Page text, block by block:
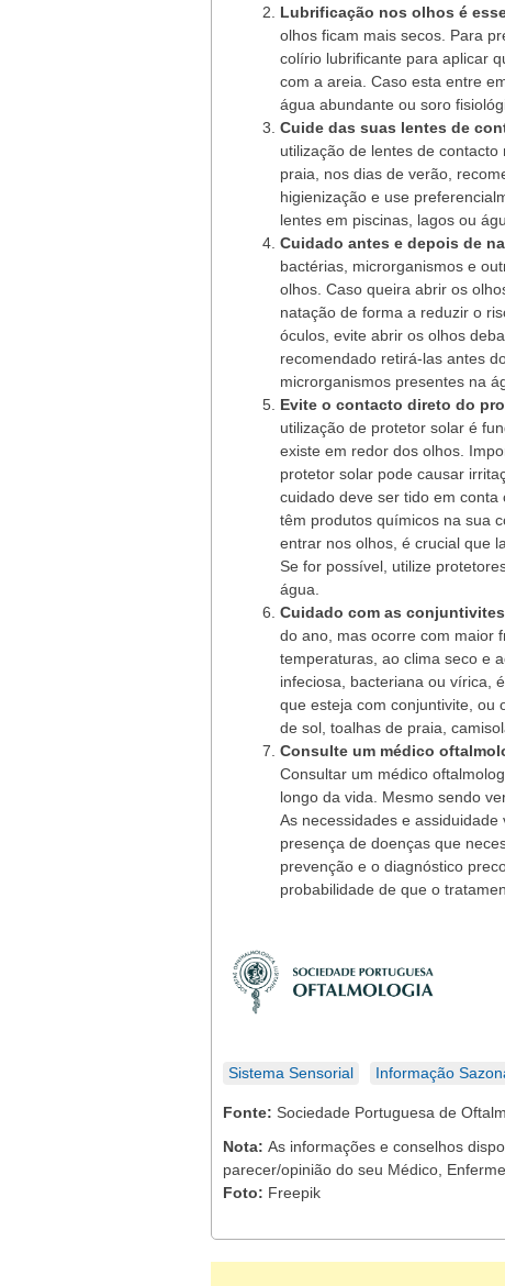
Lubrificação nos olhos é
olhos ficam mais secos. Para
colírio lubrificante para aplicar
com a areia. Caso esta entre
água abundante ou soro
Cuide das suas lentes de
utilização de lentes de
praia, nos dias de verão,
higienização e use
lentes em piscinas, lagos ou
Cuidado antes e depois de
bactérias, microrganismos e
olhos. Caso queira abrir os
natação de forma a reduzir o
óculos, evite abrir os olhos
recomendado retirá-las antes
microrganismos presentes na
Evite o contacto direto do
utilização de protetor solar é
existe em redor dos olhos.
protetor solar pode causar
cuidado deve ser tido em
têm produtos químicos na sua
entrar nos olhos, é crucial que
Se for possível, utilize
água.
Cuidado com as
do ano, mas ocorre com maior
temperaturas, ao clima seco e
infeciosa, bacteriana ou vírica,
que esteja com conjuntivite, ou
de sol, toalhas de praia,
Consulte um médico
Consultar um médico
longo da vida. Mesmo sendo
As necessidades e
presença de doenças que
prevenção e o diagnóstico
probabilidade de que o
Sistema Sensorial Informação
Fonte: Sociedade Portuguesa de
Nota: As informações e conselhos
parecer/opinião do seu Médico,
Foto: Freepik